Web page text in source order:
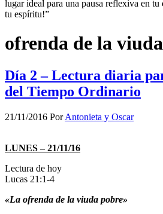
lugar ideal para una pausa reflexiva en
tu espíritu!”
ofrenda de la
Día 2 – Lectura diaria
del Tiempo Ordinario
21/11/2016 PorAntonieta y Oscar
LUNES – 21/11/16
Lectura de hoy
Lucas 21:1-4
«La ofrenda de la viuda pobre»